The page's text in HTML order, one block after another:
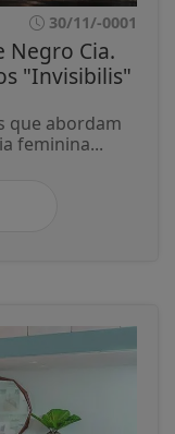
30/11/-0001
Negro Cia.
"Invisibilis"
que abordam
feminina...